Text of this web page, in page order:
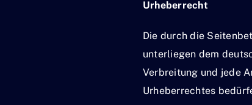
Urheberrecht
Die durch die
unterliegen dem
Verbreitung und jede
Urheberrechtes